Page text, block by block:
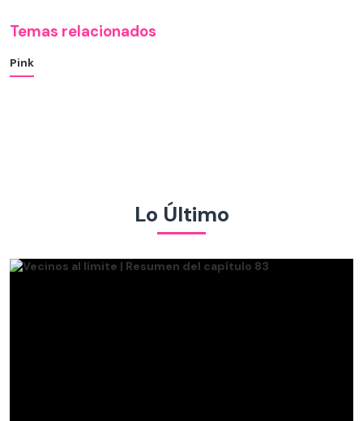
Temas relacionados
Pink
Lo Último